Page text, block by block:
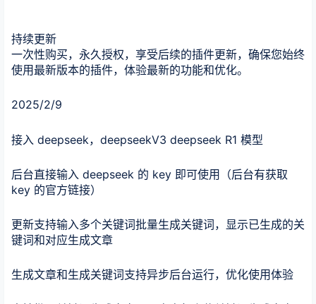
持续更新
一次性购买，永久授权，享受后续的插件更新，确保您始终
使用最新版本的插件，体验最新的功能和优化。
2025/2/9
接入 deepseek，deepseekV3 deepseek R1 模型
后台直接输入 deepseek 的 key 即可使用（后台有获取
key 的官方链接）
更新支持输入多个关键词批量生成关键词，显示已生成的关
键词和对应生成文章
生成文章和生成关键词支持异步后台运行，优化使用体验